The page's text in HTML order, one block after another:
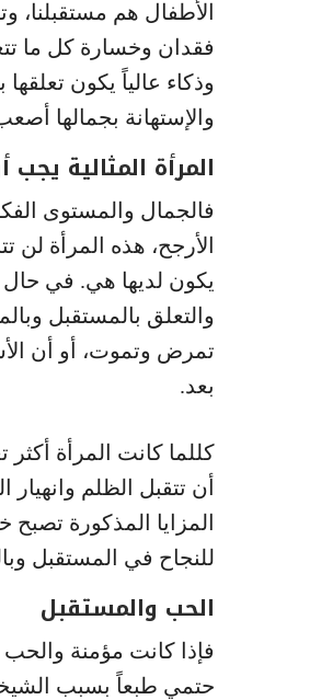
الأطفال هم
فقدان وخسارة كل ما
وذكاء عالياً يكون
والإستهانة بجمالها
المرأة المثالية
فالجمال والمستوى
الأرجح، هذه المرأة لن
يكون لديها هي. في حال
والتعلق بالمستقبل
تمرض وتموت، أو أن
بعد.
كللما كانت المرأة
أن تتقبل الظلم
المزايا المذكورة
للنجاح في المستقبل
الحب والمستقبل
فإذا كانت مؤمنة والحب
حتمي طبعاً بسبب